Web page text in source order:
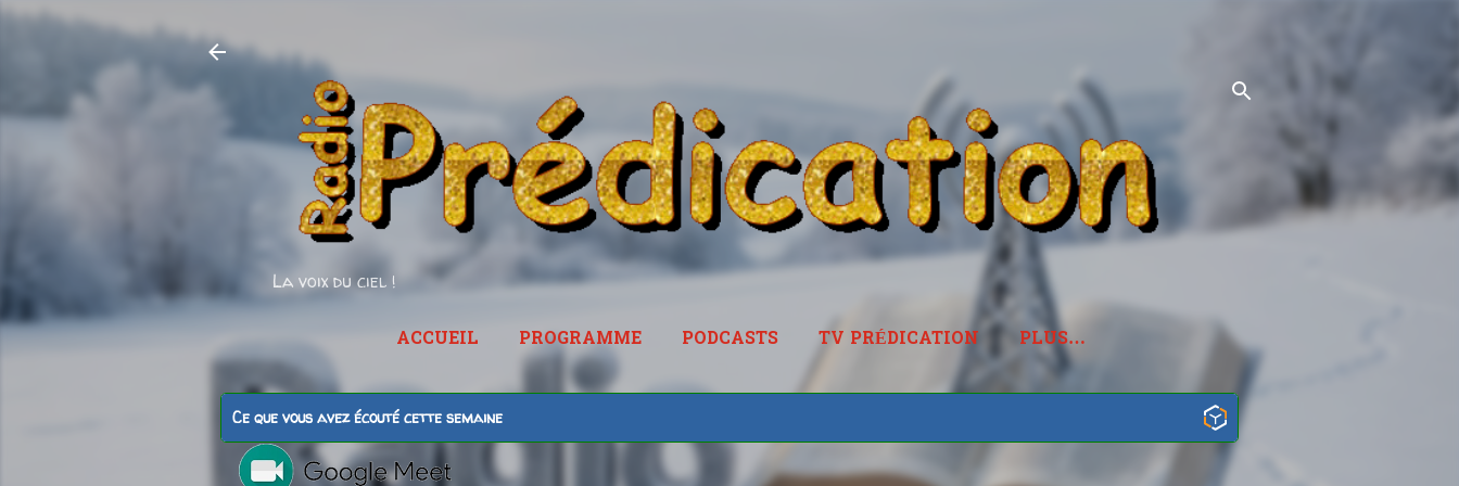
La voix du ciel !
ACCUEIL PROGRAMME PODCASTS TV PRÉDICATION PLUS…
RADIOPREDICATION.FR
Ce que vous avez écouté cette semaine